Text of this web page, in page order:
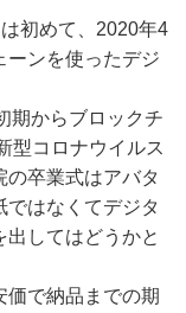
初めて、2020年4
ーンを使ったデジ
期からブロックチ
型コロナウイルス
の卒業式はアバタ
ではなくてデジタ
してはどうかと
で納品までの期